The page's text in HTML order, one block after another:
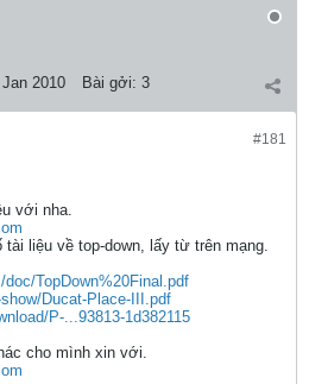
Jan 2010 Bài gởi: 3
#181
với nha.
liệu về top-down, lấy từ trên mạng.
TopDown%20Final.pdf
Ducat-Place-III.pdf
P-...93813-1d382115
cho mình xin với.